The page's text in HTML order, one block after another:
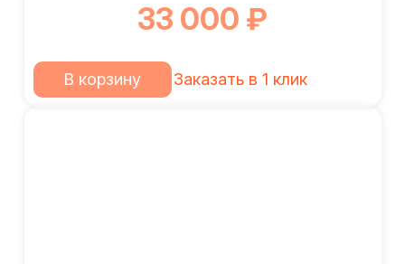
33 000 ₽
В корзину Заказать в 1 клик